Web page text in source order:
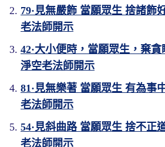
79·見無嚴飾 當願眾生 捨諸飾
老法師開示
42·大小便時，當願眾生，棄貪
淨空老法師開示
81·見無樂著 當願眾生 有為事
老法師開示
54·見斜曲路 當願眾生 捨不正
老法師開示